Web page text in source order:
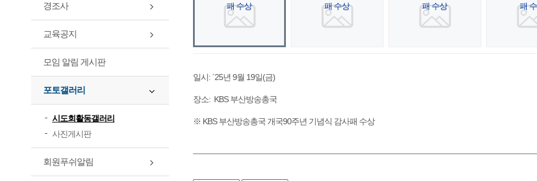
경조사
교육공지
모임 알림 게시판
포토갤러리
시도회활동갤러리
사진게시판
회원푸쉬알림
일시: `25년 9월 19일(금)
장소: KBS 부산방송총국
※ KBS 부산방송총국 개국90주년 기념식 감사패 수상